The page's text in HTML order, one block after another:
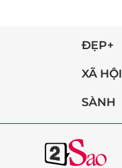
ĐẸP+
XÃ HỘI
SÀNH